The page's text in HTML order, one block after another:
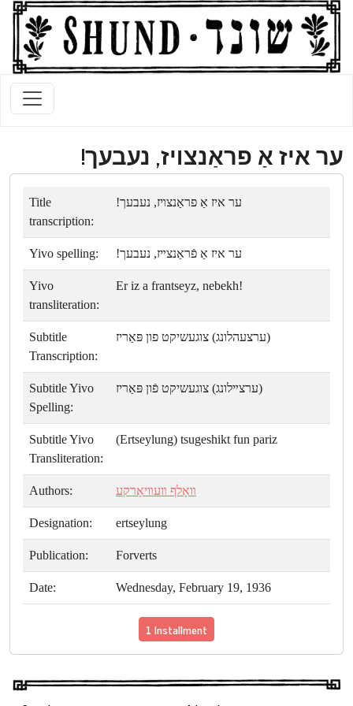
ער איז אַ פראַנצױז, נעבעך!
Title
transcription:
ער איז אַ פראַנצױז, נעבעך!
Yivo spelling: ער איז אַ פֿראַנצײז, נעבעך!
Yivo
transliteration:
Er iz a frantseyz, nebekh!
Subtitle
Transcription:
(ערצעהלונג) צוגעשיקט פון פּאַריז
Subtitle Yivo
Spelling:
(ערצײלונג) צוגעשיקט פֿון פּאַריז
Subtitle Yivo
Transliteration:
(Ertseylung) tsugeshikt fun pariz
Authors: װאָלף װעװיאָרקע
Designation: ertseylung
Publication: Forverts
Date: Wednesday, February 19, 1936
1 Installment